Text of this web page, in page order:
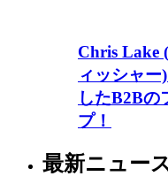
Chris Lake
ィッシャー
したB2Bの
プ！
最新ニュー